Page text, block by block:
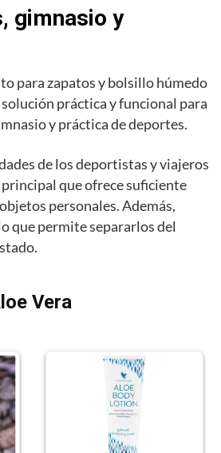
gimnasio y
para zapatos y bolsillo húmedo
práctica y funcional para
y práctica de deportes.
de los deportistas y viajeros
que ofrece suficiente
personales. Además,
que permite separarlos del
Vera